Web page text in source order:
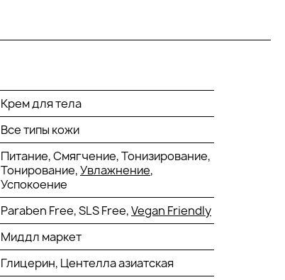
Крем для тела
Все типы кожи
Питание, Смягчение, Тонизирование,
Тонирование,Увлажнение,
Успокоение
Paraben Free, SLS Free,Vegan Friendly
Миддл маркет
Глицерин, Центелла азиатская